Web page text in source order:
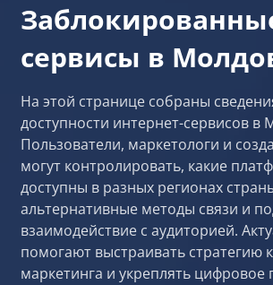
сервисы в
На этой странице собраны
доступности интернет-сервисов в
Пользователи, маркетологи и
могут контролировать, какие
доступны в разных регионах
альтернативные методы связи и
взаимодействие с аудиторией.
помогают выстраивать стратегию
маркетинга и укреплять цифровое